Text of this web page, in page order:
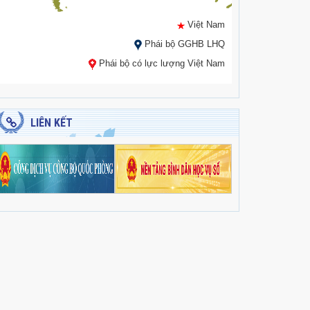
Việt Nam
Phái bộ GGHB LHQ
Phái bộ có lực lượng Việt Nam
LIÊN KẾT